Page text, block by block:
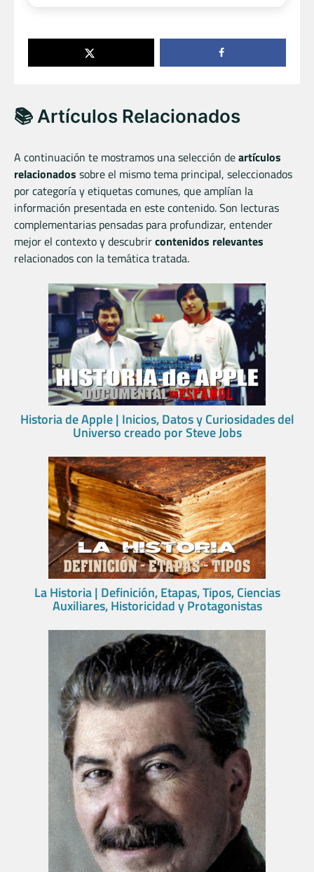
📚 Artículos Relacionados
A continuación te mostramos una selección deartículos
relacionados sobre el mismo tema principal, seleccionados
por categoría y etiquetas comunes, que amplían la
información presentada en este contenido. Son lecturas
complementarias pensadas para profundizar, entender
mejor el contexto y descubrircontenidos relevantes
relacionados con la temática tratada.
Historia de Apple | Inicios, Datos y Curiosidades del
Universo creado por Steve Jobs
La Historia | Definición, Etapas, Tipos, Ciencias
Auxiliares, Historicidad y Protagonistas